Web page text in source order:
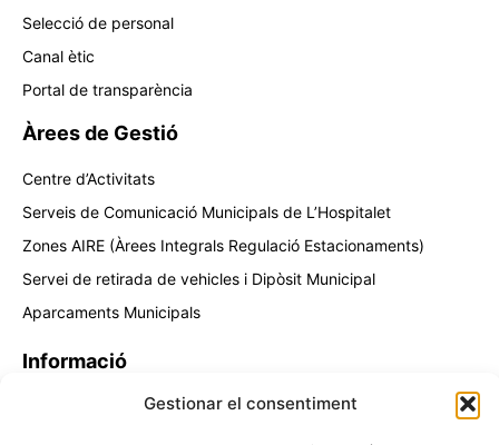
Gestionar el consentiment
Selecció de personal
Canal ètic
Portal de transparència
Àrees de Gestió
Centre d’Activitats
Serveis de Comunicació Municipals de L’Hospitalet
Zones AIRE (Àrees Integrals Regulació Estacionaments)
Servei de retirada de vehicles i Dipòsit Municipal
Aparcaments Municipals
Informació
Contacta amb nosaltres